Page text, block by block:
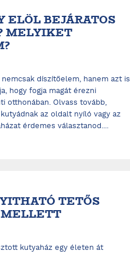
ELÖL BEJÁRATOS
MELYIKET
díszítőelem, hanem azt is
hogy fogja magát érezni
otthonában. Olvass tovább,
az oldalt nyíló vagy az
érdemes választanod....
TETŐS
kutyaház egy életen át